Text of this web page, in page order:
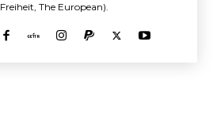
Freiheit, The European).